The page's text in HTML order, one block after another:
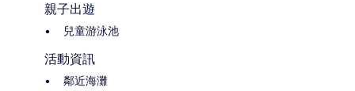
親子出遊
兒童游泳池
活動資訊
鄰近海灘